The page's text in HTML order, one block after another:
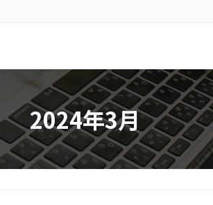
2024年3月